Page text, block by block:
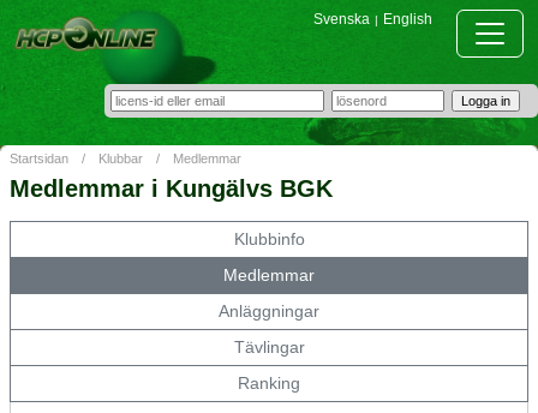
Svenska | English
Startsidan / Klubbar / Medlemmar
Medlemmar i Kungälvs BGK
Klubbinfo
Medlemmar
Anläggningar
Tävlingar
Ranking